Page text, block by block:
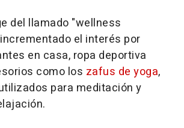
del llamado "wellness
el interés por
en casa, ropa deportiva
como los zafus de yoga,
para meditación y